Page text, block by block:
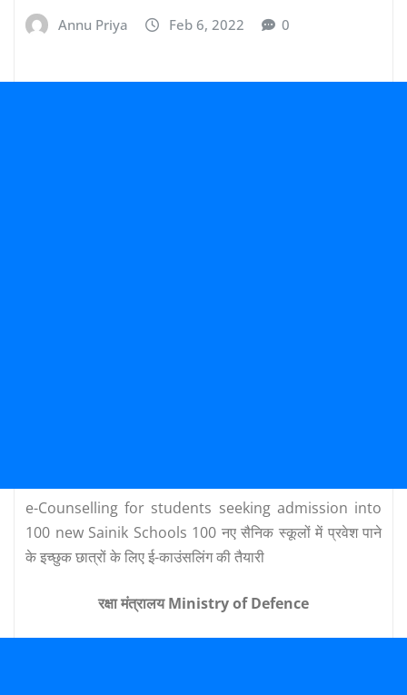
Annu Priya Feb 6, 2022 0
e-Counselling for students seeking admission into
100 new Sainik Schools 100 नए सैनिक स्कूलों में प्रवेश पाने
के इच्छुक छात्रों के लिए ई-काउंसलिंग की तैयारी
रक्षा मंत्रालय Ministry of Defence